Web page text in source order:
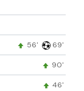
56' 69'
90'
46'